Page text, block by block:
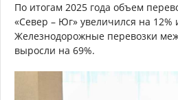
По итогам 2025 года объем
«Север – Юг» увеличился на 12%
Железнодорожные перевозки
выросли на 69%.